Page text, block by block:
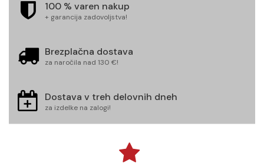
100 % varen nakup
+ garancija zadovoljstva!
Brezplačna dostava
za naročila nad 130 €!
Dostava v treh delovnih dneh
za izdelke na zalogi!